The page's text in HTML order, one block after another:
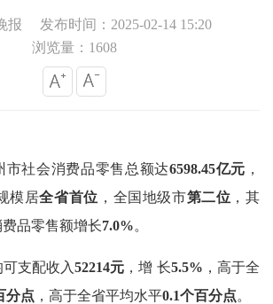
报
发布时间：2025-02-14 15:20
浏览量：1608
社会消费品零售总额达6598.45亿元 ，
模居全省首位 ，全国地级市第二位 ，其
品零售额增长7.0%。
支配收入52214元 ，增 长5.5% ，高于全
分点 ，高于全省平均水平0.1个百分点。